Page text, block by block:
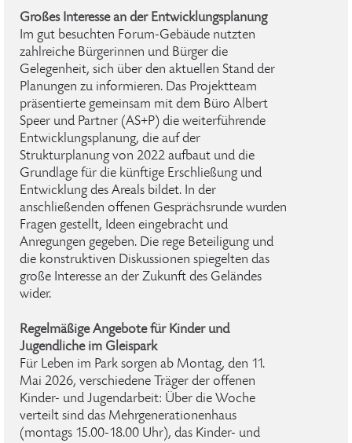
Großes Interesse an der Entwicklungsplanung
Im gut besuchten Forum-Gebäude nutzten
zahlreiche Bürgerinnen und Bürger die
Gelegenheit, sich über den aktuellen Stand der
Planungen zu informieren. Das Projektteam
präsentierte gemeinsam mit dem Büro Albert
Speer und Partner (AS+P) die weiterführende
Entwicklungsplanung, die auf der
Strukturplanung von 2022 aufbaut und die
Grundlage für die künftige Erschließung und
Entwicklung des Areals bildet. In der
anschließenden offenen Gesprächsrunde wurden
Fragen gestellt, Ideen eingebracht und
Anregungen gegeben. Die rege Beteiligung und
die konstruktiven Diskussionen spiegelten das
große Interesse an der Zukunft des Geländes
wider.
Regelmäßige Angebote für Kinder und
Jugendliche im Gleispark
Für Leben im Park sorgen ab Montag, den 11.
Mai 2026, verschiedene Träger der offenen
Kinder- und Jugendarbeit: Über die Woche
verteilt sind das Mehrgenerationenhaus
(montags 15.00-18.00 Uhr), das Kinder- und